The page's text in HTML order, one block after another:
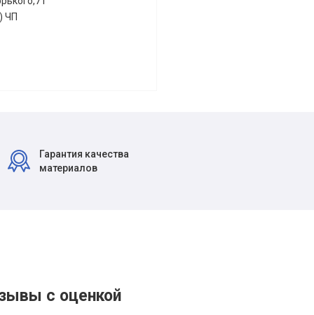
ЧП
Гарантия качества
материалов
с оценкой